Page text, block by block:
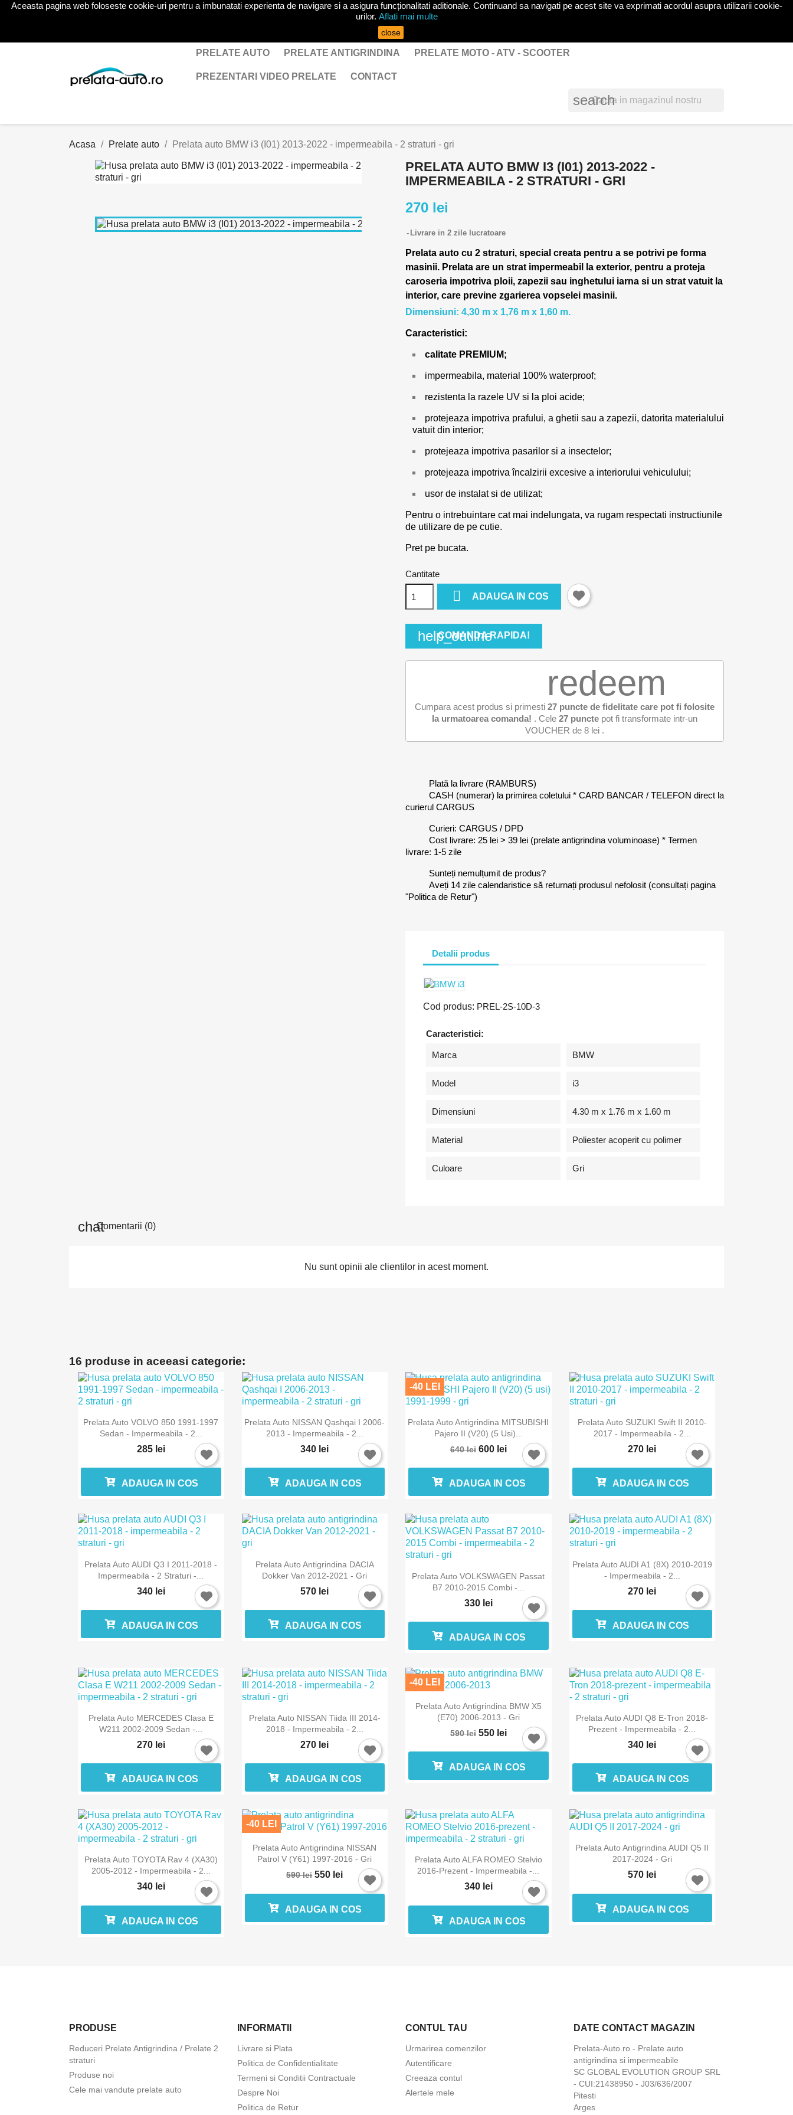
shopping_cart
PRELATE AUTO PRELATE ANTIGRINDINA PRELATE MOTO - ATV - SCOOTER
PREZENTARI VIDEO PRELATE CONTACT
search
Acasa Prelate auto Prelata auto BMW i3 (I01) 2013-2022 - impermeabila - 2 straturi - gri
PRELATA AUTO BMW I3 (I01) 2013-2022 -
IMPERMEABILA - 2 STRATURI - GRI
270 lei
Livrare in 2 zile lucratoare
Prelata auto cu 2 straturi, special creata pentru a se potrivi pe forma
masinii. Prelata are un strat impermeabil la exterior, pentru a proteja
caroseria impotriva ploii, zapezii sau inghetului iarna si un strat vatuit la
interior, care previne zgarierea vopselei masinii.
Dimensiuni: 4,30 m x 1,76 m x 1,60 m.
Caracteristici:
calitate PREMIUM;
impermeabila, material 100% waterproof;
rezistenta la razele UV si la ploi acide;
protejeaza impotriva prafului, a ghetii sau a zapezii, datorita materialului
vatuit din interior;
protejeaza impotriva pasarilor si a insectelor;
protejeaza impotriva încalzirii excesive a interiorului vehiculului;
usor de instalat si de utilizat;
Pentru o intrebuintare cat mai indelungata, va rugam respectati instructiunile
de utilizare de pe cutie.
Pret pe bucata.
Cantitate
 ADAUGA IN COS
help_outline
COMANDA RAPIDA!
redeem
Cumpara acest produs si primesti 27 puncte de fidelitate care pot fi folosite
la urmatoarea comanda! . Cele 27 puncte pot fi transformate intr-un
VOUCHER de 8 lei .
Plată la livrare (RAMBURS)
CASH (numerar) la primirea coletului * CARD BANCAR / TELEFON direct la
curierul CARGUS
Curieri: CARGUS / DPD
Cost livrare: 25 lei > 39 lei (prelate antigrindina voluminoase) * Termen
livrare: 1-5 zile
Sunteți nemulțumit de produs?
Aveți 14 zile calendaristice să returnați produsul nefolosit (consultați pagina
"Politica de Retur")
Detalii produs
Cod produs: PREL-2S-10D-3
Caracteristici:
Marca BMW
Model i3
Dimensiuni 4.30 m x 1.76 m x 1.60 m
Material Poliester acoperit cu polimer
Culoare Gri
Comentarii (0)
Nu sunt opinii ale clientilor in acest moment.
16 produse in aceeasi categorie:
 Vizualizare rapida
Prelata Auto VOLVO 850 1991-1997
Sedan - Impermeabila - 2...
285 lei
ADAUGA IN COS
 Vizualizare rapida
Prelata Auto NISSAN Qashqai I 2006-
2013 - Impermeabila - 2...
340 lei
ADAUGA IN COS
 Vizualizare rapida
Prelata Auto Antigrindina MITSUBISHI
Pajero II (V20) (5 Usi)...
640 lei 600 lei
-40 LEI
ADAUGA IN COS
 Vizualizare rapida
Prelata Auto SUZUKI Swift II 2010-
2017 - Impermeabila - 2...
270 lei
ADAUGA IN COS
 Vizualizare rapida
Prelata Auto AUDI Q3 I 2011-2018 -
Impermeabila - 2 Straturi -...
340 lei
ADAUGA IN COS
 Vizualizare rapida
Prelata Auto Antigrindina DACIA
Dokker Van 2012-2021 - Gri
570 lei
ADAUGA IN COS
 Vizualizare rapida
Prelata Auto VOLKSWAGEN Passat
B7 2010-2015 Combi -...
330 lei
ADAUGA IN COS
 Vizualizare rapida
Prelata Auto AUDI A1 (8X) 2010-2019
- Impermeabila - 2...
270 lei
ADAUGA IN COS
 Vizualizare rapida
Prelata Auto MERCEDES Clasa E
W211 2002-2009 Sedan -...
270 lei
ADAUGA IN COS
 Vizualizare rapida
Prelata Auto NISSAN Tiida III 2014-
2018 - Impermeabila - 2...
270 lei
ADAUGA IN COS
 Vizualizare rapida
Prelata Auto Antigrindina BMW X5
(E70) 2006-2013 - Gri
590 lei 550 lei
-40 LEI
ADAUGA IN COS
 Vizualizare rapida
Prelata Auto AUDI Q8 E-Tron 2018-
Prezent - Impermeabila - 2...
340 lei
ADAUGA IN COS
 Vizualizare rapida
Prelata Auto TOYOTA Rav 4 (XA30)
2005-2012 - Impermeabila - 2...
340 lei
ADAUGA IN COS
 Vizualizare rapida
Prelata Auto Antigrindina NISSAN
Patrol V (Y61) 1997-2016 - Gri
590 lei 550 lei
-40 LEI
ADAUGA IN COS
 Vizualizare rapida
Prelata Auto ALFA ROMEO Stelvio
2016-Prezent - Impermeabila -...
340 lei
ADAUGA IN COS
 Vizualizare rapida
Prelata Auto Antigrindina AUDI Q5 II
2017-2024 - Gri
570 lei
ADAUGA IN COS
PRODUSE
Reduceri Prelate Antigrindina / Prelate 2
straturi
Produse noi
Cele mai vandute prelate auto
INFORMATII
Livrare si Plata
Politica de Confidentialitate
Termeni si Conditii Contractuale
Despre Noi
Politica de Retur
CONTUL TAU
Urmarirea comenzilor
Autentificare
Creeaza contul
Alertele mele
DATE CONTACT MAGAZIN
Prelata-Auto.ro - Prelate auto
antigrindina si impermeabile
SC GLOBAL EVOLUTION GROUP SRL
- CUI:21438950 - J03/636/2007
Pitesti
Arges
Aceasta pagina web foloseste cookie-uri pentru a imbunatati experienta de navigare si a asigura funcționalitati aditionale. Continuand sa navigati pe acest site va exprimati acordul asupra utilizarii cookie-
urilor. Aflati mai multe
close
Intra in cont